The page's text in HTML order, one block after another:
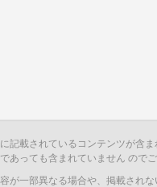
記載されているコンテンツが含
あっても含まれていません のでご
が一部異なる場合や、掲載されな